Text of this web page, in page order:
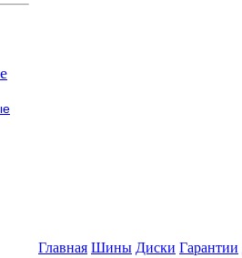
Главная Шины Диски Гарантии